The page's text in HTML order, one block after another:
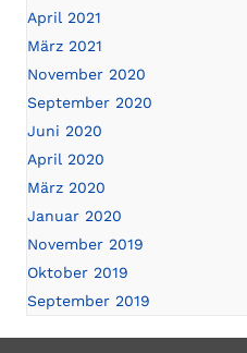
April 2021
März 2021
November 2020
September 2020
Juni 2020
April 2020
März 2020
Januar 2020
November 2019
Oktober 2019
September 2019